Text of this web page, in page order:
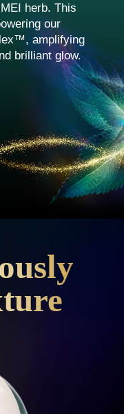
herb. This
our
amplifying
brilliant glow.